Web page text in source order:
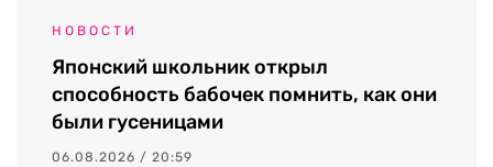
НОВОСТИ
Японский школьник открыл
способность бабочек помнить, как они
были гусеницами
06.08.2026 / 20:59